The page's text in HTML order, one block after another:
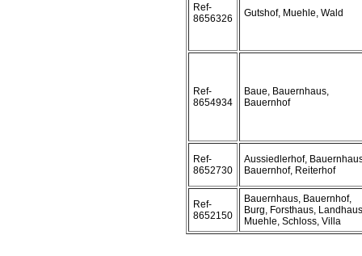
Ref-
8656326
Gutshof, Muehle, Wald
Ref-
8654934
Baue, Bauernhaus,
Bauernhof
Ref-
8652730
Aussiedlerhof,
Bauernhof, Reiterhof
Ref-
8652150
Bauernhaus, Bauernhof,
Burg, Forsthaus,
Muehle, Schloss, Villa